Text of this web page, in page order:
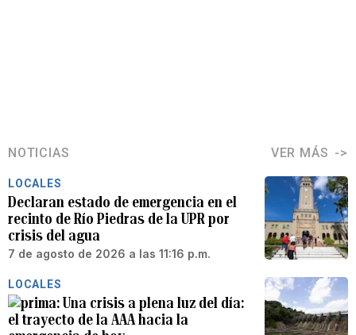
NOTICIAS VER MÁS
LOCALES
Declaran estado de emergencia en el
recinto de Río Piedras de la UPR por
crisis del agua
7 de agosto de 2026 a las 11:16 p.m.
LOCALES
Una crisis a plena luz del día:
el trayecto de la AAA hacia la